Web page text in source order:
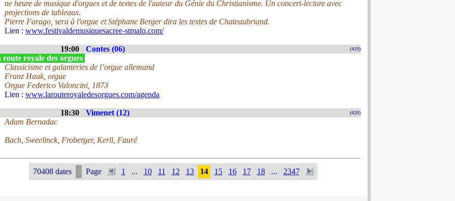
ne heure de musique d'orgues et de textes de l'auteur du Génie du Christianisme. Un concert-lecture avec
projections de tableaux.
Pierre Farago, sera à l'orgue et Stéphane Berger dira les textes de Chateaubriand.
Lien : www.festivaldemusiquesacree-stmalo.com/
19:00 Contes (06) (419)
royale des orgues
Classicisme et galanteries de l’orgue allemand
Franz Hauk, orgue
Orgue Federico Valoncini, 1873
Lien : www.larouteroyaledesorgues.com/agenda
18:30 Vimenet (12) (420)
Adam Bernadac
Bach, Sweelinck, Froberger, Kerll, Fauré
70408 dates Page 1 ... 10 11 12 13 14 15 16 17 18 ... 2347